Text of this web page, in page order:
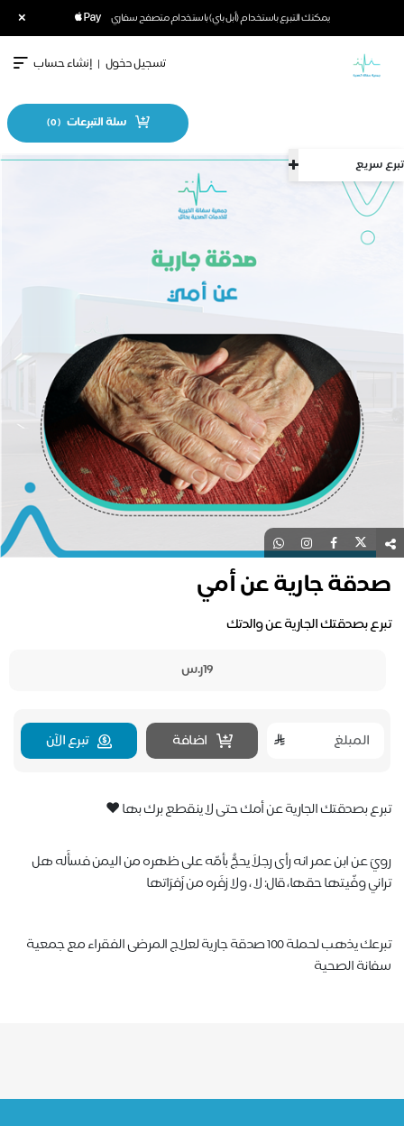
يمكنك التبرع باستخدام (أبل باي) باستخدام متصفح سفاري ×
تبرع سريع
تسجيل دخول | إنشاء حساب
سلة التبرعات (
0
)
صدقة جارية عن أمي
تبرع بصدقتك الجارية عن والدتك
19ر.س
اضافة تبرع الآن
تبرع بصدقتك الجارية عن أمك حتى لا ينقطع برك بها ❤️
رويَ عن ابن عمر انه رأى رجلاً يحجُّ بأمّه على ظهره من اليمن فسأَله هل
تراني وفّيتها حقها، قال: لا ، ولا زفَره من زَفرَاتها
تبرعك يذهب لحملة 100 صدقة جارية لعلاج المرضى الفقراء مع جمعية
سفانة الصحية